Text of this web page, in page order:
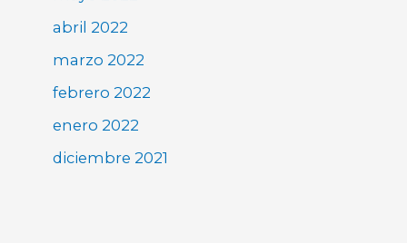
abril 2022
marzo 2022
febrero 2022
enero 2022
diciembre 2021